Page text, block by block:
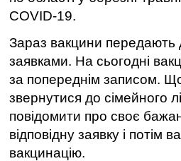
COVID-19.
Зараз вакцини передають
заявками. На сьогодні
за попереднім записом.
звернутися до сімейного
повідомити про своє
відповідну заявку і потім
вакцинацію.